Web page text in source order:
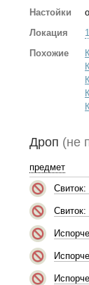
Настойки
Локация
Похожие
Дроп (не
предмет